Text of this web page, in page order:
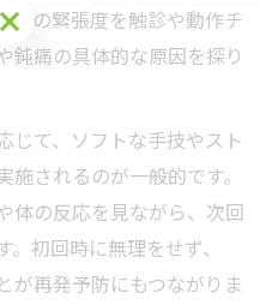
肉の緊張度を触診や動作チ
鈍痛の具体的な原因を探り
じて、ソフトな手技やスト
されるのが一般的です。
体の反応を見ながら、次回
初回時に無理をせず、
が再発予防にもつながりま
こちら